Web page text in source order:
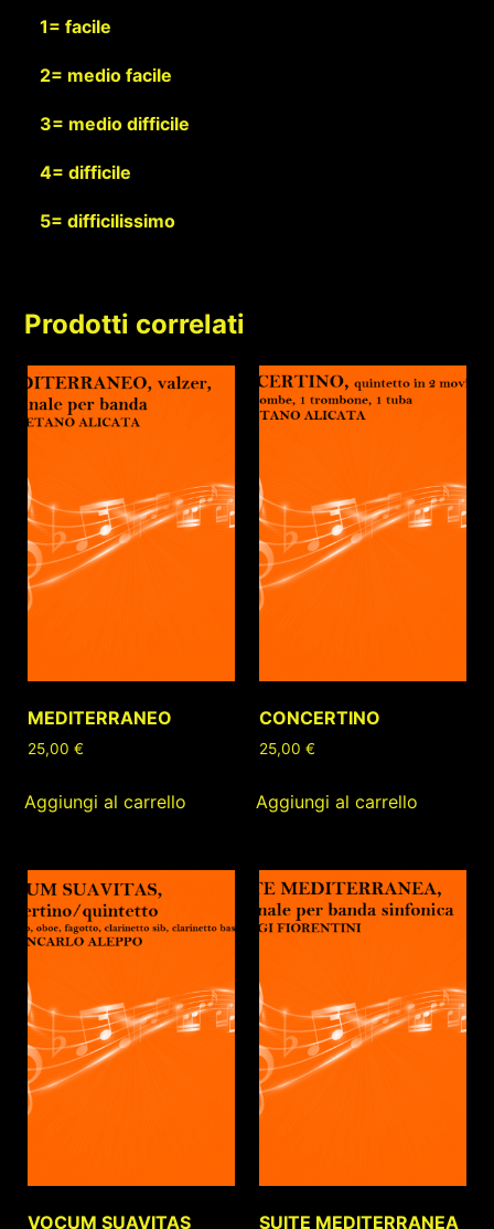
1= facile
2= medio facile
3= medio difficile
4= difficile
5= difficilissimo
Prodotti correlati
MEDITERRANEO
25,00€
Aggiungi al carrello
CONCERTINO
25,00€
Aggiungi al carrello
VOCUM SUAVITAS SUITE MEDITERRANEA